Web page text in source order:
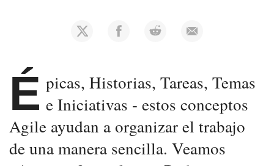
É picas, Historias, Tareas, Temas
e Iniciativas - estos conceptos
Agile ayudan a organizar el trabajo
de una manera sencilla. Veamos